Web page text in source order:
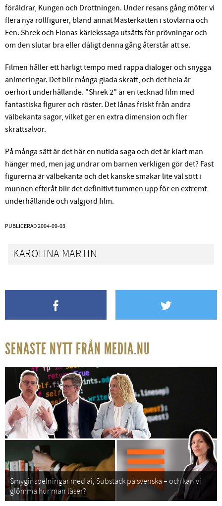
föräldrar, Kungen och Drottningen. Under resans gång möter vi
flera nya rollfigurer, bland annat Mästerkatten i stövlarna och
Fen. Shrek och Fionas kärlekssaga utsätts för prövningar och
om den slutar bra eller dåligt denna gång återstår att se.
Filmen håller ett härligt tempo med rappa dialoger och snygga
animeringar. Det blir många glada skratt, och det hela är
oerhört underhållande. "Shrek 2" är en tecknad film med
fantastiska figurer och röster. Det lånas friskt från andra
välbekanta sagor, vilket ger en extra dimension och fler
skrattsalvor.
På många sätt är det här en nutida saga och det är klart man
hänger med, men jag undrar om barnen verkligen gör det? Fast
figurerna är välbekanta och det kanske smakar lite väl sött i
munnen efteråt blir det definitivt tummen upp för en extremt
underhållande och välgjord film.
PUBLICERAD2004-09-03
KAROLINA MARTIN
SENASTE NYTT FRÅN MEDIA.NU
Smyginspelningar med ai, Substack på svenska – och kan vi
glömma hur man läser?